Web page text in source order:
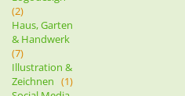
(2)
Haus, Garten
& Handwerk
(7)
Illustration &
Zeichnen (1)